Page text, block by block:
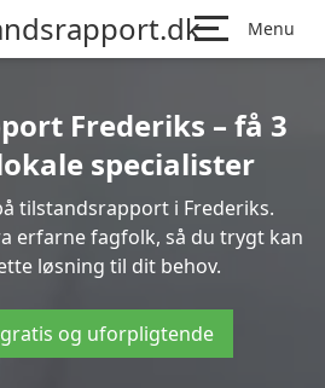
Menu
Frederiks – få 3
specialister
tilstandsrapport i Frederiks.
erfarne fagfolk, så du trygt kan
løsning til dit behov.
og uforpligtende